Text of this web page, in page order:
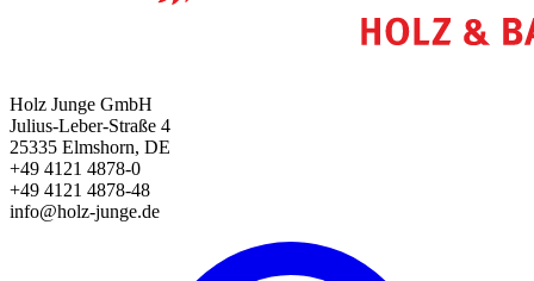
Holz Junge GmbH
Julius-Leber-Straße 4
25335 Elmshorn, DE
+49 4121 4878-0
+49 4121 4878-48
info@holz-junge.de